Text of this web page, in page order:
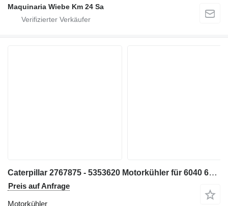
Maquinaria Wiebe Km 24 Sa
Caterpillar 2767875 - 5353620 Motorkühler für 6040 6050 6060 6060FS Baumaschinen
Preis auf Anfrage
Motorkühler